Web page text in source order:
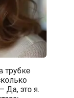
трубке
Да, это я.